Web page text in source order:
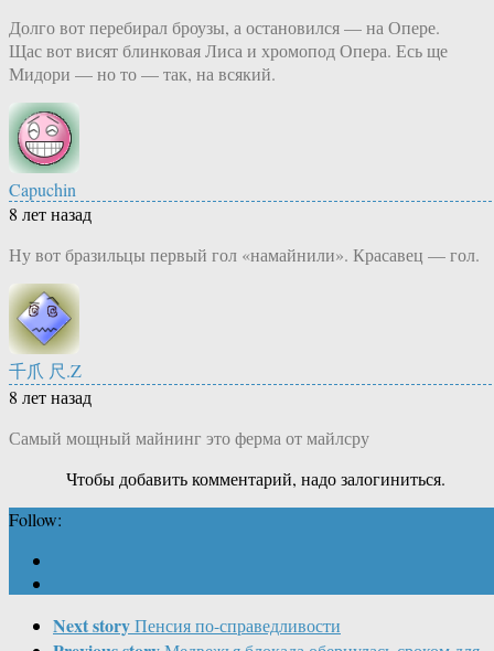
Долго вот перебирал броузы, а остановился — на Опере.
Щас вот висят блинковая Лиса и хромопод Опера. Есь ще
Мидори — но то — так, на всякий.
Capuchin
8 лет назад
Ну вот бразильцы первый гол «намайнили». Красавец — гол.
千爪 尺.Z
8 лет назад
Самый мощный майнинг это ферма от майлсру
Чтобы добавить комментарий, надо залогиниться.
Follow:
Next storyПенсия по-справедливости